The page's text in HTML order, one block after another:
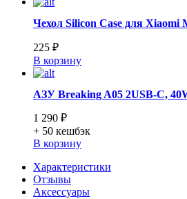
Чехол Silicon Case для Xiaomi
225 ₽
В корзину
АЗУ Breaking A05 2USB-C,
1 290 ₽
+ 50 кешбэк
В корзину
Характеристики
Отзывы
Аксессуары